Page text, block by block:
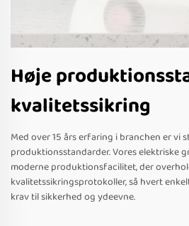
Høje
kvalitetssikring
Med over 15 års erfaring i branchen er vi
produktionsstandarder. Vores elektriske
moderne produktionsfacilitet, der
kvalitetssikringsprotokoller, så hvert
krav til sikkerhed og ydeevne.